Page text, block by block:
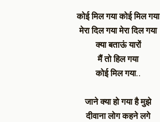
कोई मिल गयाकोई मिल गया
मेरा दिल गयामेरा दिल गया
क्या बताऊं यारों
मैं तो हिल गया
कोई मिल गया..
जाने क्या हो गया है मुझे
दीवाना लोग कहने लगे